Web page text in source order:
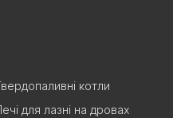
котли
для лазні на дровах